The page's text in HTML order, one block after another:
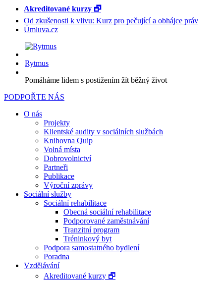
Akreditované kurzy 🗗
Od zkušenosti k vlivu: Kurz pro pečující a obhájce práv
Úmluva.cz
Rytmus
Pomáháme lidem s postižením žít běžný život
PODPOŘTE NÁS
O nás
Projekty
Klientské audity v sociálních službách
Knihovna Quip
Volná místa
Dobrovolnictví
Partneři
Publikace
Výroční zprávy
Sociální služby
Sociální rehabilitace
Obecná sociální rehabilitace
Podporované zaměstnávání
Tranzitní program
Tréninkový byt
Podpora samostatného bydlení
Poradna
Vzdělávání
Akreditované kurzy 🗗